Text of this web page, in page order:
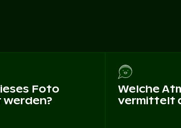
Foto
Welche
vermittelt